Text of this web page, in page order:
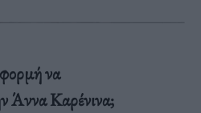
να
Άννα Καρένινα;